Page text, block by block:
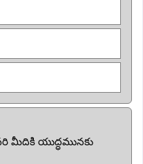
మీదికి యుద్ధమునకు